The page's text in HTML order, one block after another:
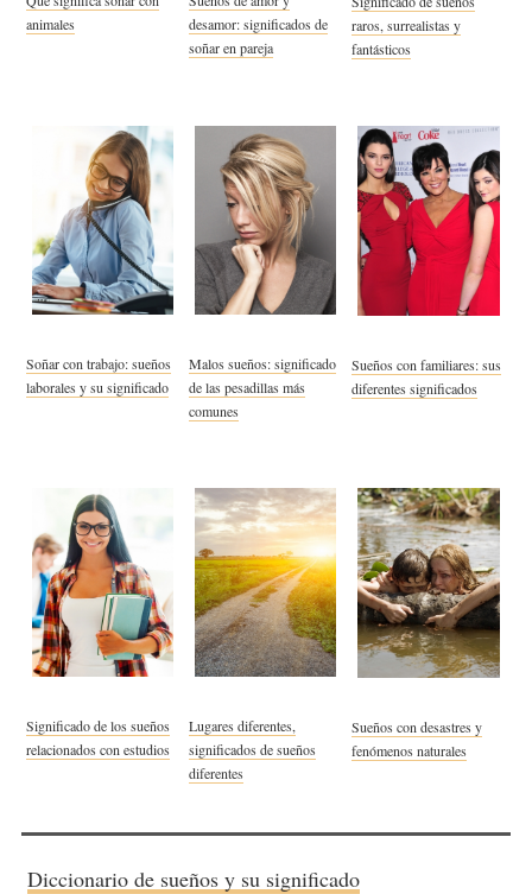
animales
desamor: significados de
soñar en pareja
raros, surrealistas y
fantásticos
Soñar con trabajo: sueños
laborales y su significado
Malos sueños: significado
de las pesadillas más
comunes
Sueños con familiares: sus
diferentes significados
Significado de los sueños
relacionados con estudios
Lugares diferentes,
significados de sueños
diferentes
Sueños con desastres y
fenómenos naturales
Diccionario de sueños y su significado